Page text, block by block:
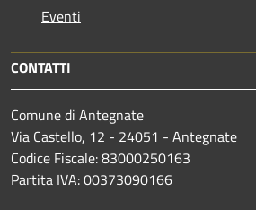
Eventi
CONTATTI
Comune di Antegnate
Via Castello, 12 - 24051 - Antegnate
Codice Fiscale: 83000250163
Partita IVA: 00373090166